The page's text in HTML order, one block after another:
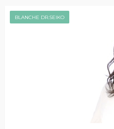
BLANCHE DR.SEIKO